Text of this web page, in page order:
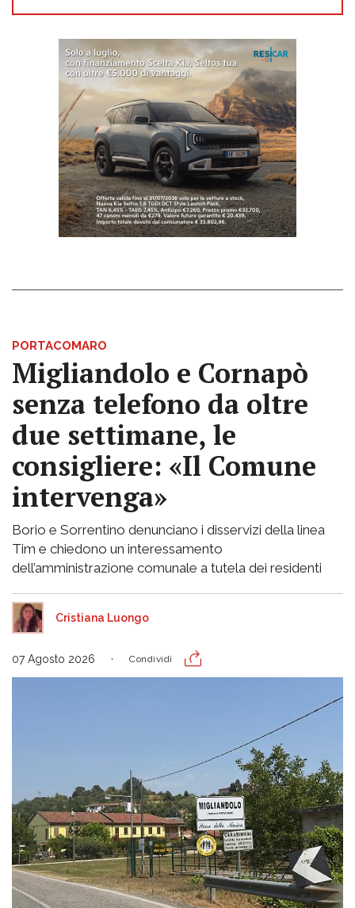
PORTACOMARO
Migliandolo e Cornapò
senza telefono da oltre
due settimane, le
consigliere: «Il Comune
intervenga»
Borio e Sorrentino denunciano i disservizi della linea
Tim e chiedono un interessamento
dell’amministrazione comunale a tutela dei residenti
Cristiana Luongo
07 Agosto 2026 Condividi